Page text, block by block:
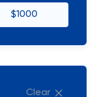
$1000
Clear